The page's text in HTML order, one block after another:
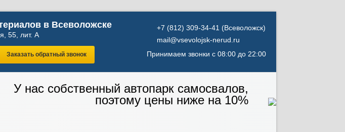
в Всеволожске
55, лит. А
Заказать обратный звонок
(Всеволожск)
mail@vsevolojsk-nerud.ru
Принимаем звонки с 08:00 до 22:00
У нас собственный автопарк самосвалов,
поэтому цены ниже на 10%